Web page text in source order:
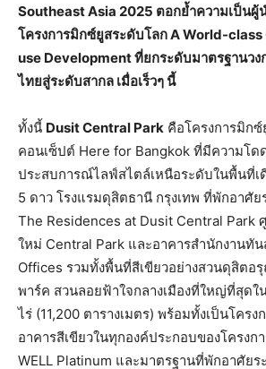
Southeast Asia 2025 ตอกย้ำความเป็นผู้
โครงการมิกซ์ยูสระดับโลกA World-
use Developmentที่ยกระดับมาตรฐานวง
ไทยสู่ระดับสากล เมื่อเร็วๆ นี้
ทั้งนี้ Dusit Central Park คือโครงการมิก
คอนเซ็ปต์ Here for Bangkok ที่มีความโด
ประสบการณ์ไลฟ์สไตล์เหนือระดับในพื้นที่เ
5 ดาว โรงแรมดุสิตธานี กรุงเทพ ที่พักอาศั
The Residences at Dusit Central Park
ใหม่ Central Park และอาคารสำนักงานทั
Offices รวมทั้งพื้นที่สีเขียวอย่างสวนดุสิต
พาร์ค สวนลอยฟ้าใจกลางเมืองที่ใหญ่ที่สุดใ
ไร่ (11,200 ตารางเมตร) พร้อมทั้งเป็นโคร
อาคารสีเขียวในทุกองค์ประกอบของโครงก
WELL Platinum และมาตรฐานที่พักอาศัยร